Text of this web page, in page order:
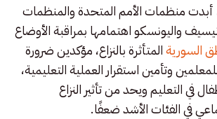
أبدت منظمات الأمم المتحدة والمنظمات
واليونسكو اهتمامها بمراقبة الأوضاع
السوريةالمتأثرة بالنزاع، مؤكدين ضرورة
وتأمين استقرار العملية التعليمية،
في التعليم ويحد من تأثير النزاع
في الفئات الأشد ضعفًا.